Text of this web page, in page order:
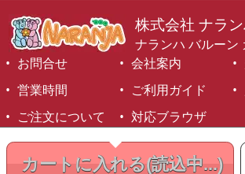
カートに入れる(読込中...)
株式会社 ナラ
ナランハ バルーン
お問合せ
会社案内
営業時間
ご利用ガイド
ご注文について
対応ブラウザ
©1999-2026 NARANJA Inc. All